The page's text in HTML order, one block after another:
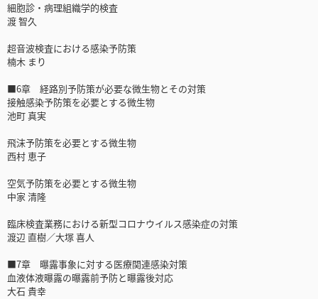
細胞診・病理組織学的検査
渡 智久
超音波検査における感染予防策
楠木 まり
■6章 経路別予防策が必要な微生物とその対策
接触感染予防策を必要とする微生物
池町 真実
飛沫予防策を必要とする微生物
西村 恵子
空気予防策を必要とする微生物
中家 清隆
臨床検査業務における新型コロナウイルス感染症の対策
渡辺 直樹／大塚 喜人
■7章 曝露事象に対する医療関連感染対策
血液体液曝露の曝露前予防と曝露後対応
大石 貴幸